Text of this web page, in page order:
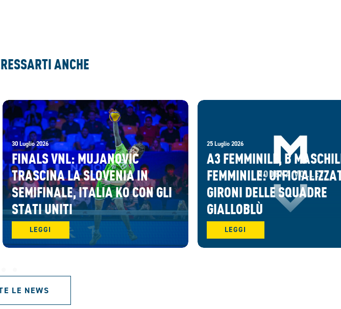
ANCHE
30 Luglio 2026
FINALS VNL: MUJANOVIC
TRASCINA LA SLOVENIA IN
SEMIFINALE, ITALIA KO CON GLI
STATI UNITI
LEGGI
25 Luglio 2026
A3 FEMMINILE, B
FEMMINILE:
GIRONI DELLE SQUADRE
GIALLOBLÙ
LEGGI
LE NEWS